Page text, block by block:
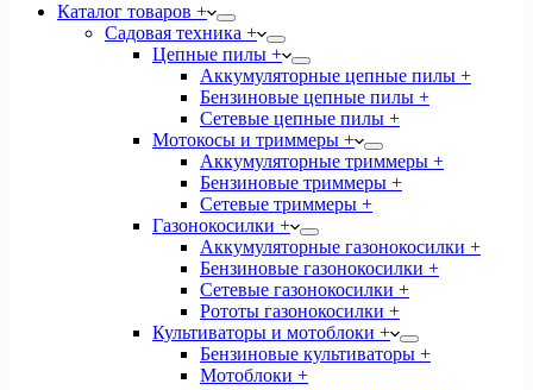
Каталог товаров +
Садовая техника +
Цепные пилы +
Аккумуляторные цепные пилы +
Бензиновые цепные пилы +
Сетевые цепные пилы +
Мотокосы и триммеры +
Аккумуляторные триммеры +
Бензиновые триммеры +
Сетевые триммеры +
Газонокосилки +
Аккумуляторные газонокосилки +
Бензиновые газонокосилки +
Сетевые газонокосилки +
Рототы газонокосилки +
Культиваторы и мотоблоки +
Бензиновые культиваторы +
Мотоблоки +